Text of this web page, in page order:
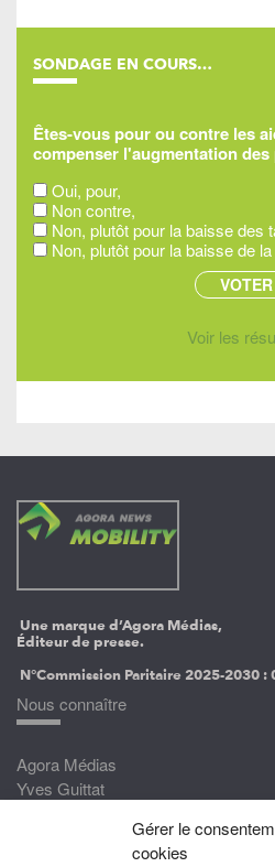
Gérer le
cookies
SONDAGE EN COURS…
Êtes-vous pour ou contre les
compenser l'augmentation
Oui, pour,
Non contre,
Non, plutôt pour la baisse des
Non, plutôt pour la baisse de
Voir les
Une marque d’Agora Médias,
Éditeur de presse.
N°Commission Paritaire 2025-2030 :
Nous connaître
Agora Médias
Yves Guittat